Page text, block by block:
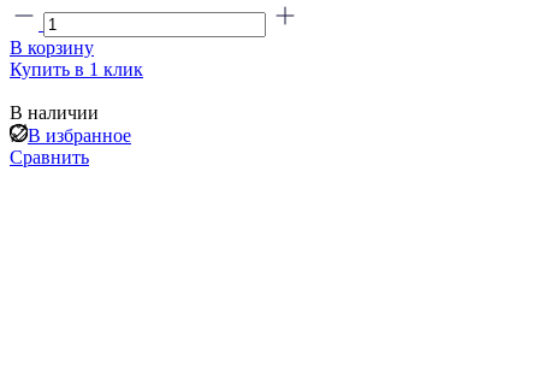
В корзину
Купить в 1 клик
В наличии
В избранное
Сравнить